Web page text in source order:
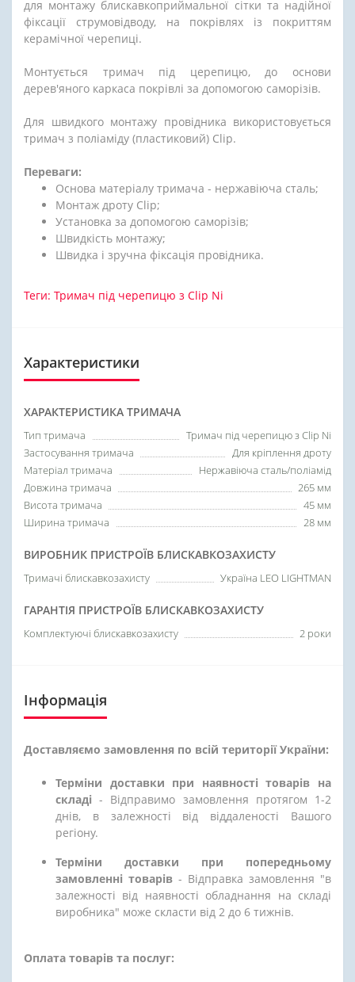
для монтажу блискавкоприймальної сітки та надійної
фіксації струмовідводу, на покрівлях із покриттям
керамічної черепиці.
Монтується тримач під церепицю, до основи
дерев'яного каркаса покрівлі за допомогою саморізів.
Для швидкого монтажу провідника використовується
тримач з поліаміду (пластиковий) Clip.
Переваги:
Основа матеріалу тримача - нержавіюча сталь;
Монтаж дроту Clip;
Установка за допомогою саморізів;
Швидкість монтажу;
Швидка і зручна фіксація провідника.
Теги: Тримач під черепицю з Clip Ni
Характеристики
ХАРАКТЕРИСТИКА ТРИМАЧА
Тип тримача
Тримач під черепицю з Clip Ni
Застосування тримача
Для кріплення дроту
Матеріал тримача
Нержавіюча сталь/поліамід
Довжина тримача
265 мм
Висота тримача
45 мм
Ширина тримача
28 мм
ВИРОБНИК ПРИСТРОЇВ БЛИСКАВКОЗАХИСТУ
Тримачі блискавкозахисту Україна LEO LIGHTMAN
ГАРАНТІЯ ПРИСТРОЇВ БЛИСКАВКОЗАХИСТУ
Комплектуючі блискавкозахисту 2 роки
Інформація
Доставляємо замовлення по всій території України:
Терміни доставки при наявності товарів на
складі - Відправимо замовлення протягом 1-2
днів, в залежності від віддаленості Вашого
регіону.
Терміни доставки при попередньому
замовленні товарів - Відправка замовлення "в
залежності від наявності обладнання на складі
виробника" може скласти від 2 до 6 тижнів.
Оплата товарів та послуг: